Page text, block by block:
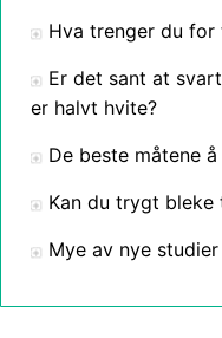
Hva trenger du
Er det sant at
er halvt hvite?
De beste måtene
Kan du trygt bleke
Mye av nye